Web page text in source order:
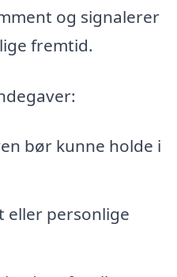
og signalerer
fremtid.
bør kunne holde i
eller personlige